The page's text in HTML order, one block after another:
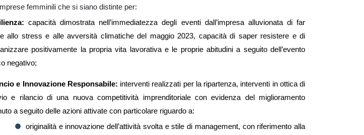
femminili che si siano distinte per:
capacità dimostrata nell’immediatezza degli eventi dall’impresa alluvionata di far
allo stress e alle avversità climatiche del maggio 2023, capacità di saper resistere e di
positivamente la propria vita lavorativa e le proprie abitudini a seguito dell’evento
negativo;
e Innovazione Responsabile: interventi realizzati per la ripartenza, interventi in ottica di
e rilancio di una nuova competitività imprenditoriale con evidenza del miglioramento
a seguito del le azioni attivate con particolare riguardo a:
originalità e innovazione dell’attività svolta e stile di management, con riferimento alla